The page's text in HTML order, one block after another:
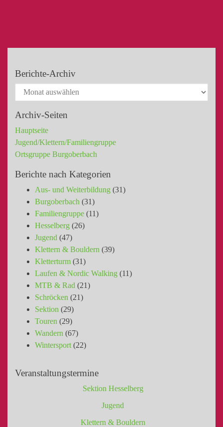
Berichte-Archiv
Archiv-Seiten
Hauptseite
Jugend/Klettern/Familiengruppe
Ortsgruppe Burgoberbach
Berichte nach Kategorien
Aus- und Weiterbildung (31)
Burgoberbach (31)
Familiengruppe (11)
Hesselberg (26)
Jugend (47)
Klettern & Bouldern (39)
Kletterturm (31)
Laufen & Nordic Walking (11)
MTB & Rad (21)
Schröcken (21)
Sektion (29)
Touren (29)
Wandern (67)
Wintersport (22)
Veranstaltungstermine
Sektion Hesselberg
Jugend
Klettern & Bouldern